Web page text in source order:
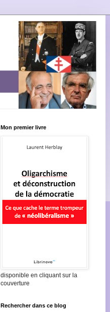
Mon premier livre
disponible en cliquant sur la
couverture
Rechercher dans ce blog